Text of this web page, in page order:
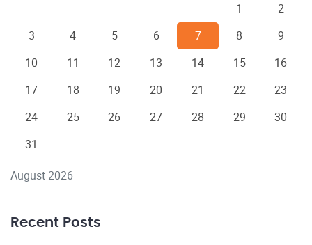
August 2026
1
2
3
4 5 6 7 8
9
10
11 12 13 14 15
16
17
18 19 20 21 22
23
24
25 26 27 28 29
30
31
Recent Posts